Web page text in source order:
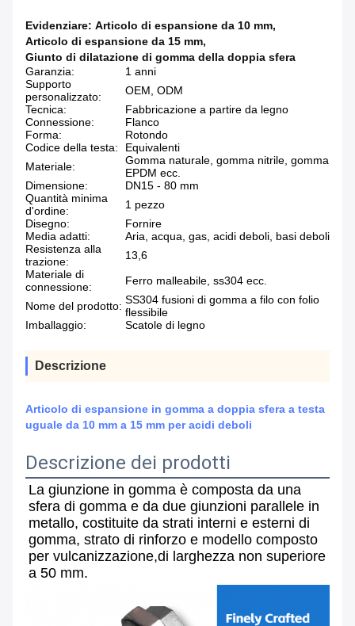
Evidenziare: Articolo di espansione da 10 mm,
Articolo di espansione da 15 mm,
Giunto di dilatazione di gomma della doppia sfera
Garanzia:
1 anni
Supporto
personalizzato:
OEM, ODM
Tecnica:
Fabbricazione a partire da legno
Connessione:
Flanco
Forma:
Rotondo
Codice della testa:
Equivalenti
Materiale:
Gomma naturale, gomma nitrile, gomma
EPDM ecc.
Dimensione:
DN15 - 80 mm
Quantità minima
d'ordine:
1 pezzo
Disegno:
Fornire
Media adatti:
Aria, acqua, gas, acidi deboli, basi deboli
Resistenza alla
trazione:
13,6
Materiale di
connessione:
Ferro malleabile, ss304 ecc.
Nome del prodotto: SS304 fusioni di gomma a filo con folio
flessibile
Imballaggio:
Scatole di legno
Descrizione
Articolo di espansione in gomma a doppia sfera a testa
uguale da 10 mm a 15 mm per acidi deboli
Descrizione dei prodotti
La giunzione in gomma è composta da una
sfera di gomma e da due giunzioni parallele in
metallo, costituite da strati interni e esterni di
gomma, strato di rinforzo e modello composto
per vulcanizzazione,di larghezza non superiore
a 50 mm.